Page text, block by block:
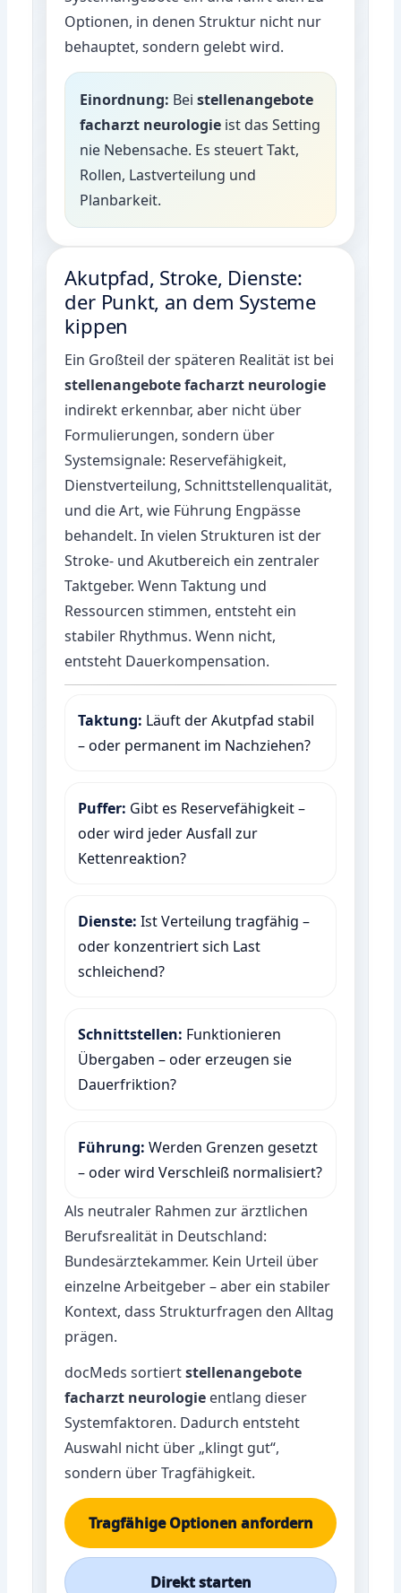
Optionen, in denen Struktur nicht nur
behauptet, sondern gelebt wird.
Einordnung: Beistellenangebote
facharzt neurologie ist das Setting
nie Nebensache. Es steuert Takt,
Rollen, Lastverteilung und
Planbarkeit.
Akutpfad, Stroke, Dienste:
der Punkt, an dem Systeme
kippen
Ein Großteil der späteren Realität ist bei
stellenangebote facharzt neurologie
indirekt erkennbar, aber nicht über
Formulierungen, sondern über
Systemsignale: Reservefähigkeit,
Dienstverteilung, Schnittstellenqualität,
und die Art, wie Führung Engpässe
behandelt. In vielen Strukturen ist der
Stroke- und Akutbereich ein zentraler
Taktgeber. Wenn Taktung und
Ressourcen stimmen, entsteht ein
stabiler Rhythmus. Wenn nicht,
entsteht Dauerkompensation.
Taktung: Läuft der Akutpfad stabil
– oder permanent im Nachziehen?
Puffer: Gibt es Reservefähigkeit –
oder wird jeder Ausfall zur
Kettenreaktion?
Dienste: Ist Verteilung tragfähig –
oder konzentriert sich Last
schleichend?
Schnittstellen: Funktionieren
Übergaben – oder erzeugen sie
Dauerfriktion?
Führung: Werden Grenzen gesetzt
– oder wird Verschleiß normalisiert?
Als neutraler Rahmen zur ärztlichen
Berufsrealität in Deutschland:
Bundesärztekammer. Kein Urteil über
einzelne Arbeitgeber – aber ein stabiler
Kontext, dass Strukturfragen den Alltag
prägen.
docMeds sortiertstellenangebote
facharzt neurologie entlang dieser
Systemfaktoren. Dadurch entsteht
Auswahl nicht über „klingt gut“,
sondern über Tragfähigkeit.
Tragfähige Optionen anfordern
Direkt starten